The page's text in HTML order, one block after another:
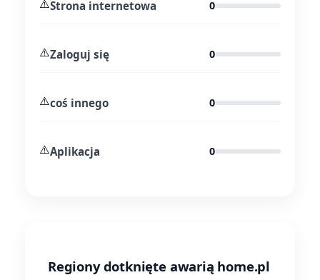
⚠️Strona internetowa 0
⚠️Zaloguj się 0
⚠️coś innego 0
⚠️Aplikacja 0
Regiony dotknięte awarią home.pl